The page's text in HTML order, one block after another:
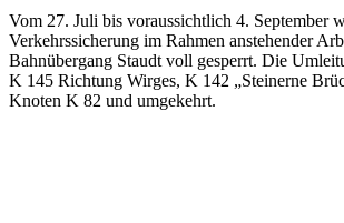
Vom 27. Juli bis voraussichtlich 4. September
Verkehrssicherung im Rahmen anstehender
Bahnübergang Staudt voll gesperrt. Die
K 145 Richtung Wirges, K 142 „Steinerne
Knoten K 82 und umgekehrt.